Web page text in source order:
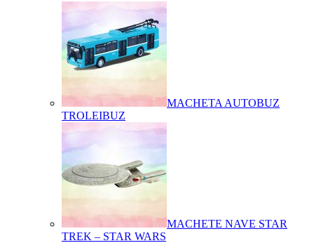
MACHETA AUTOBUZ
TROLEIBUZ
MACHETE NAVE STAR
TREK – STAR WARS